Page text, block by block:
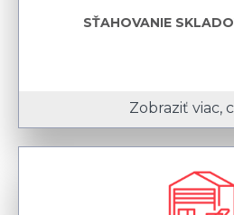
SŤAHOVANIE
Zobraziť viac,